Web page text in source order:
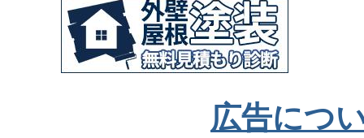
広告につ